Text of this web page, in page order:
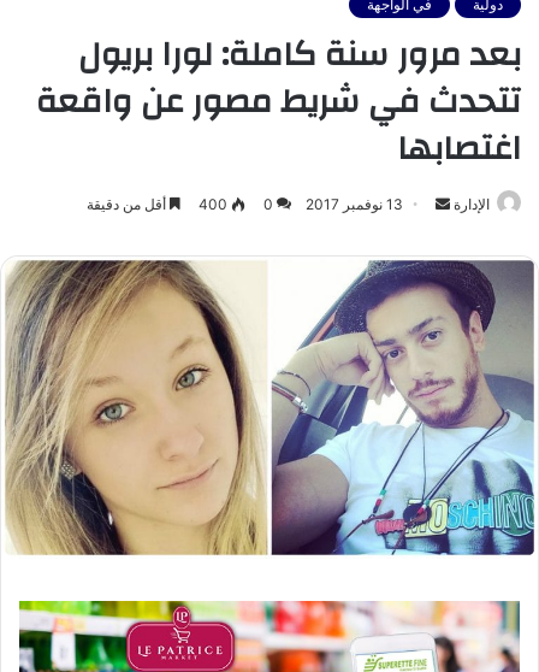
دولية في الواجهة
بعد مرور سنة كاملة: لورا بريول
تتحدث في شريط مصور عن واقعة
اغتصابها
الإدارة
أرسل
إلكترونيا
13 نوفمبر 2017 0
400 أقل من دقيقة